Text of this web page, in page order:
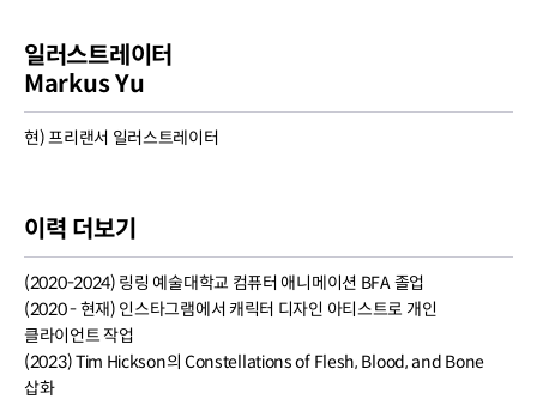
일러스트레이터
Markus Yu
현) 프리랜서 일러스트레이터
이력 더보기
(2020-2024) 링링 예술대학교 컴퓨터 애니메이션 BFA 졸업
(2020 - 현재) 인스타그램에서 캐릭터 디자인 아티스트로 개인
클라이언트 작업
(2023) Tim Hickson의 Constellations of Flesh, Blood, and Bone
삽화